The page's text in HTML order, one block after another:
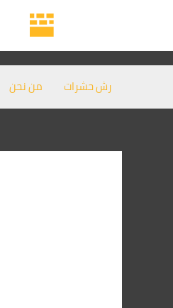
رش حشرات من نحن